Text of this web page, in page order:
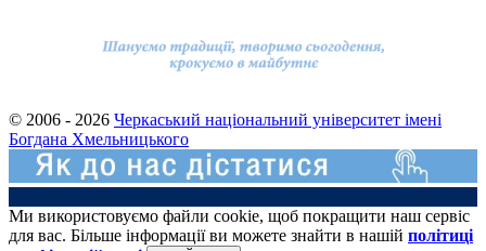
© 2006 - 2026 Черкаський національний університет імені
Богдана Хмельницького
Ми використовуємо файли cookie, щоб покращити наш сервіс
для вас. Більше інформації ви можете знайти в нашій політиці